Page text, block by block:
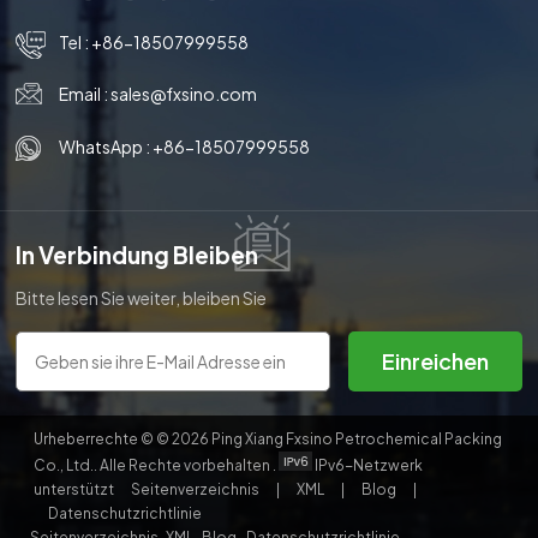
Tel : +86-18507999558
Email :sales@fxsino.com
WhatsApp : +86-18507999558
In Verbindung Bleiben
Bitte lesen Sie weiter, bleiben Sie
auf dem Laufenden, abonnieren
Sie uns und wir heißen Sie
herzlich willkommen, uns Ihre
Meinung mitzuteilen.
Einreichen
Urheberrechte © © 2026 Ping Xiang Fxsino Petrochemical Packing
Co., Ltd.. Alle Rechte vorbehalten .
IPv6-Netzwerk
unterstützt
Seitenverzeichnis XML Blog
Datenschutzrichtlinie